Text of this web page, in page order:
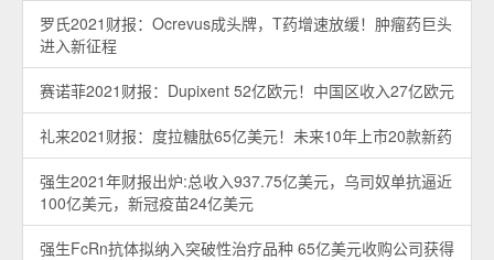
罗氏2021财报：Ocrevus成头牌，T药增速放缓！肿瘤药巨头
进入新征程
赛诺菲2021财报：Dupixent 52亿欧元！中国区收入27亿欧元
礼来2021财报：度拉糖肽65亿美元！未来10年上市20款新药
强生2021年财报出炉:总收入937.75亿美元，乌司奴单抗逼近
100亿美元，新冠疫苗24亿美元
强生FcRn抗体拟纳入突破性治疗品种 65亿美元收购公司获得